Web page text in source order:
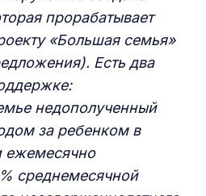
прорабатывает
«Большая семья»
Есть два
недополученный
за ребенком в
ежемесячно
среднемесячной